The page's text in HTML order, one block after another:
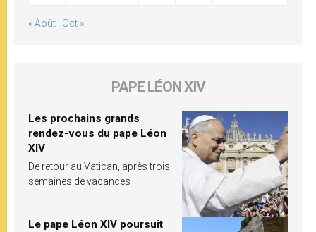
« Août Oct »
PAPE LÉON XIV
Les prochains grands
rendez-vous du pape Léon
XIV
De retour au Vatican, après trois
semaines de vacances
Le pape Léon XIV poursuit